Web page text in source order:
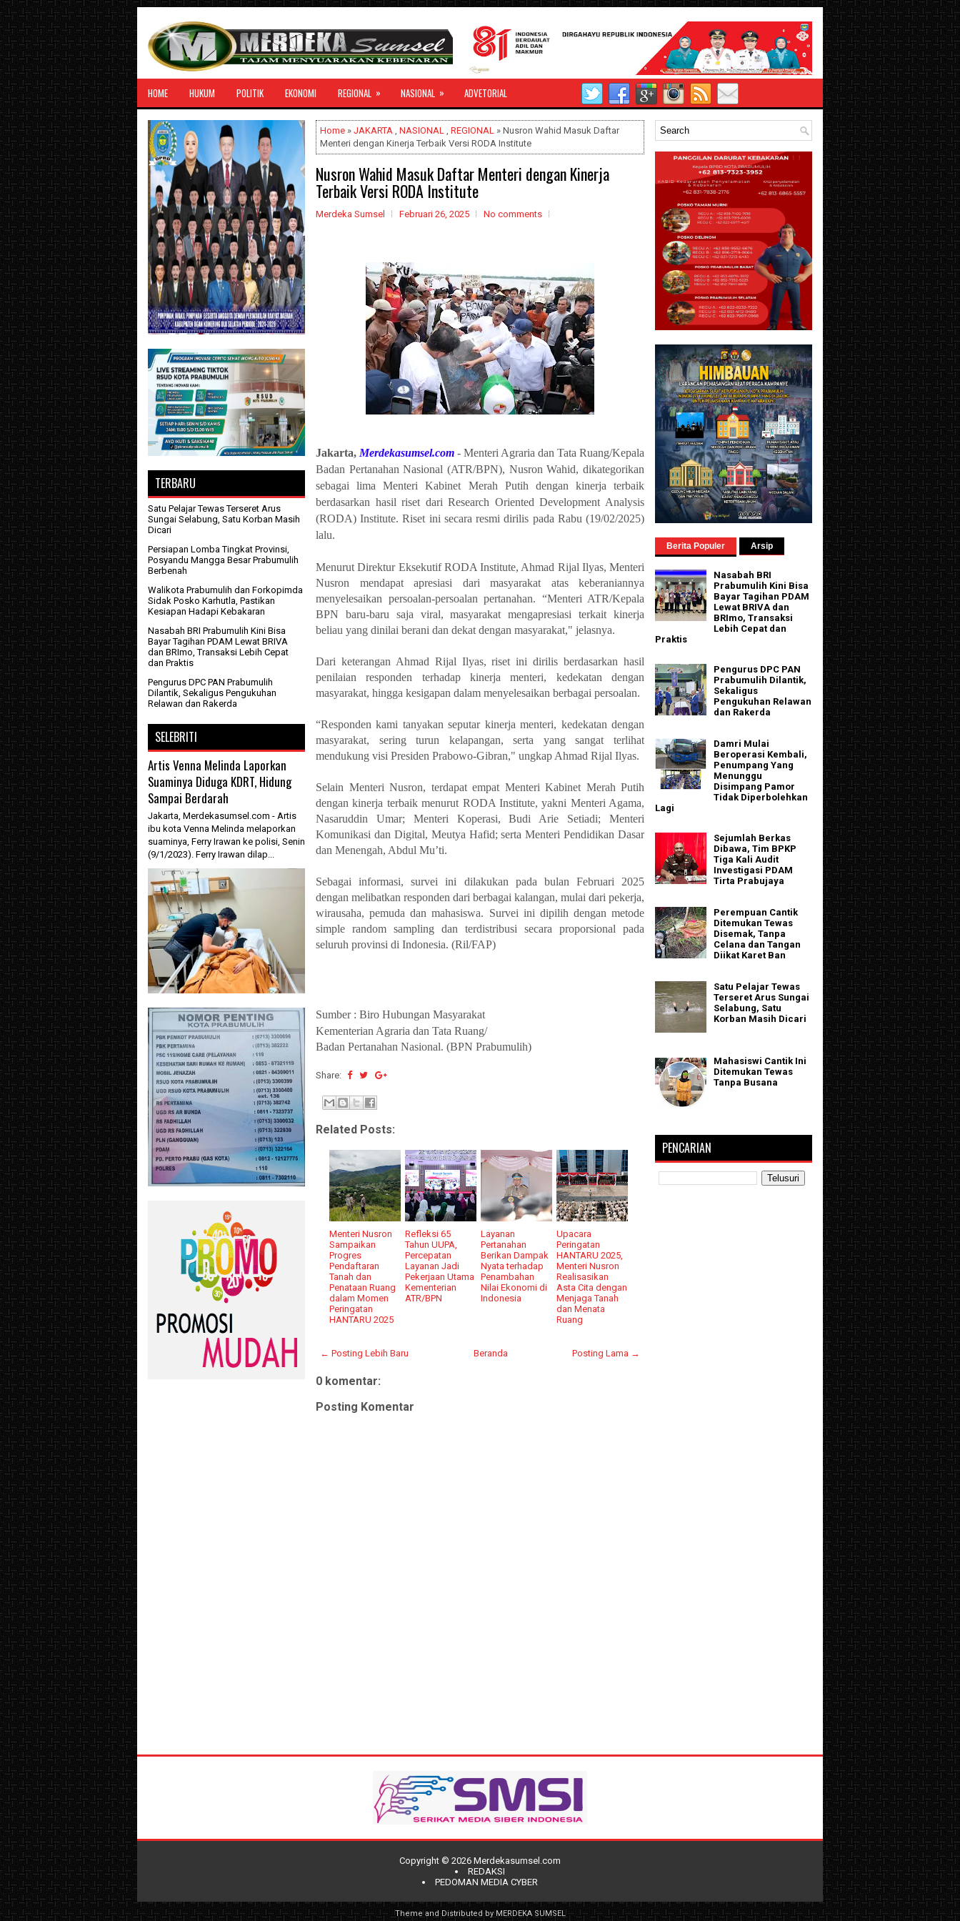
HOME HUKUM POLITIK EKONOMI REGIONAL » NASIONAL » ADVETORIAL
Home » JAKARTA , NASIONAL , REGIONAL » Nusron Wahid Masuk Daftar
Menteri dengan Kinerja Terbaik Versi RODA Institute
Nusron Wahid Masuk Daftar Menteri dengan Kinerja
Terbaik Versi RODA Institute
Merdeka Sumsel Februari 26, 2025 No comments
Jakarta, Merdekasumsel.com - Menteri Agraria dan Tata Ruang/Kepala
Badan Pertanahan Nasional (ATR/BPN), Nusron Wahid, dikategorikan
sebagai lima Menteri Kabinet Merah Putih dengan kinerja terbaik
berdasarkan hasil riset dari Research Oriented Development Analysis
(RODA) Institute. Riset ini secara resmi dirilis pada Rabu (19/02/2025)
lalu.
Menurut Direktur Eksekutif RODA Institute, Ahmad Rijal Ilyas, Menteri
Nusron mendapat apresiasi dari masyarakat atas keberaniannya
menyelesaikan persoalan-persoalan pertanahan. “Menteri ATR/Kepala
BPN baru-baru saja viral, masyarakat mengapresiasi terkait kinerja
beliau yang dinilai berani dan dekat dengan masyarakat," jelasnya.
Dari keterangan Ahmad Rijal Ilyas, riset ini dirilis berdasarkan hasil
penilaian responden terhadap kinerja menteri, kedekatan dengan
masyarakat, hingga kesigapan dalam menyelesaikan berbagai persoalan.
“Responden kami tanyakan seputar kinerja menteri, kedekatan dengan
masyarakat, sering turun kelapangan, serta yang sangat terlihat
mendukung visi Presiden Prabowo-Gibran," ungkap Ahmad Rijal Ilyas.
Selain Menteri Nusron, terdapat empat Menteri Kabinet Merah Putih
dengan kinerja terbaik menurut RODA Institute, yakni Menteri Agama,
Nasaruddin Umar; Menteri Koperasi, Budi Arie Setiadi; Menteri
Komunikasi dan Digital, Meutya Hafid; serta Menteri Pendidikan Dasar
dan Menengah, Abdul Mu’ti.
Sebagai informasi, survei ini dilakukan pada bulan Februari 2025
dengan melibatkan responden dari berbagai kalangan, mulai dari pekerja,
wirausaha, pemuda dan mahasiswa. Survei ini dipilih dengan metode
simple random sampling dan terdistribusi secara proporsional pada
seluruh provinsi di Indonesia. (Ril/FAP)
Sumber : Biro Hubungan Masyarakat
Kementerian Agraria dan Tata Ruang/
Badan Pertanahan Nasional. (BPN Prabumulih)
Share:
Related Posts:
Menteri Nusron
Sampaikan
Progres
Pendaftaran
Tanah dan
Penataan Ruang
dalam Momen
Peringatan
HANTARU 2025
Refleksi 65
Tahun UUPA,
Percepatan
Layanan Jadi
Pekerjaan Utama
Kementerian
ATR/BPN
Layanan
Pertanahan
Berikan Dampak
Nyata terhadap
Penambahan
Nilai Ekonomi di
Indonesia
Upacara
Peringatan
HANTARU 2025,
Menteri Nusron
Realisasikan
Asta Cita dengan
Menjaga Tanah
dan Menata
Ruang
← Posting Lebih Baru Posting Lama →
Beranda
0 komentar:
Posting Komentar
TERBARU
Satu Pelajar Tewas Terseret Arus
Sungai Selabung, Satu Korban Masih
Dicari
Persiapan Lomba Tingkat Provinsi,
Posyandu Mangga Besar Prabumulih
Berbenah
Walikota Prabumulih dan Forkopimda
Sidak Posko Karhutla, Pastikan
Kesiapan Hadapi Kebakaran
Nasabah BRI Prabumulih Kini Bisa
Bayar Tagihan PDAM Lewat BRIVA
dan BRImo, Transaksi Lebih Cepat
dan Praktis
Pengurus DPC PAN Prabumulih
Dilantik, Sekaligus Pengukuhan
Relawan dan Rakerda
SELEBRITI
Artis Venna Melinda Laporkan
Suaminya Diduga KDRT, Hidung
Sampai Berdarah
Jakarta, Merdekasumsel.com - Artis
ibu kota Venna Melinda melaporkan
suaminya, Ferry Irawan ke polisi, Senin
(9/1/2023). Ferry Irawan dilap...
Berita Populer Arsip
Nasabah BRI
Prabumulih Kini Bisa
Bayar Tagihan PDAM
Lewat BRIVA dan
BRImo, Transaksi
Lebih Cepat dan
Praktis
Pengurus DPC PAN
Prabumulih Dilantik,
Sekaligus
Pengukuhan Relawan
dan Rakerda
Damri Mulai
Beroperasi Kembali,
Penumpang Yang
Menunggu
Disimpang Pamor
Tidak Diperbolehkan
Lagi
Sejumlah Berkas
Dibawa, Tim BPKP
Tiga Kali Audit
Investigasi PDAM
Tirta Prabujaya
Perempuan Cantik
Ditemukan Tewas
Disemak, Tanpa
Celana dan Tangan
Diikat Karet Ban
Satu Pelajar Tewas
Terseret Arus Sungai
Selabung, Satu
Korban Masih Dicari
Mahasiswi Cantik Ini
Ditemukan Tewas
Tanpa Busana
PENCARIAN
Copyright © 2026 Merdekasumsel.com
REDAKSI
PEDOMAN MEDIA CYBER
Theme and Distributed by MERDEKA SUMSEL